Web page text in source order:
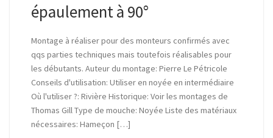
épaulement à 90°
Montage à réaliser pour des monteurs confirmés avec
qqs parties techniques mais toutefois réalisables pour
les débutants. Auteur du montage: Pierre Le Pétricole
Conseils d'utilisation: Utiliser en noyée en intermédiaire
Où l'utiliser ?: Rivière Historique: Voir les montages de
Thomas Gill Type de mouche: Noyée Liste des matériaux
nécessaires: Hameçon […]